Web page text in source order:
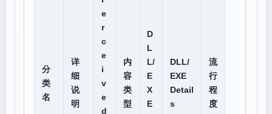
分
类
名
详
细
说
明
e
r
c
e
i
v
e
d
内
容
类
型
D
L
L/
E
X
E
DLL/
EXE
Detail
s
流
行
程
度